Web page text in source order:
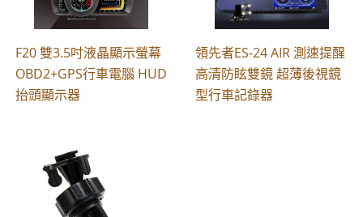
F20 雙3.5吋液晶顯示螢幕
OBD2+GPS行車電腦 HUD
抬頭顯示器
領先者ES-24 AIR 測速提醒
高清防眩雙鏡 超薄後視鏡
型行車記錄器